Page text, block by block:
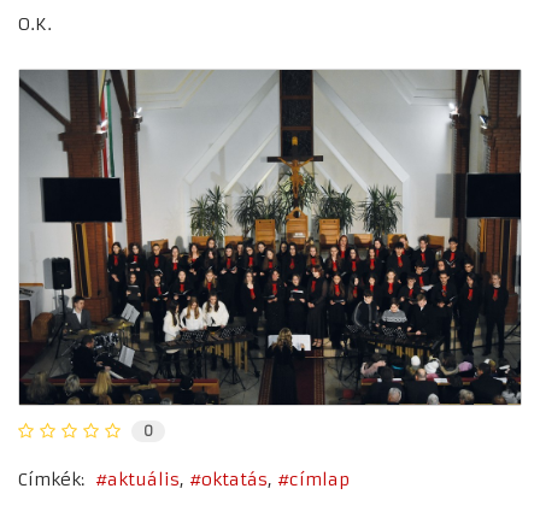
O.K.
0
Címkék: aktuális oktatás címlap